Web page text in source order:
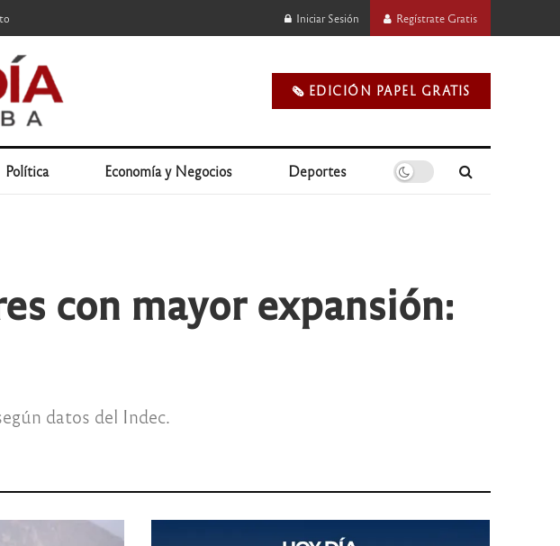
Iniciar Sesión Regístrate Gratis
🗞️ EDICIÓN PAPEL GRATIS
Política Economía y Negocios Deportes
con mayor expansión:
datos del Indec.